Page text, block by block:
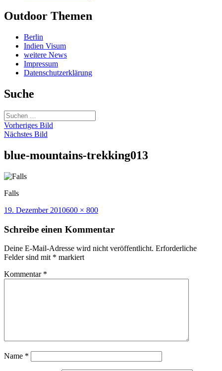
Outdoor Themen
Berlin
Indien Visum
weitere News
Impressum
Datenschutzerklärung
Suche
Suchen
nach:
Vorheriges Bild
Nächstes Bild
blue-mountains-trekking013
Falls
Veröffentlicht
19. Dezember 2010Volle
600 × 800
Schreibe einen Kommentar
Deine E-Mail-Adresse wird nicht veröffentlicht. Erforderliche
Felder sind mit * markiert
Kommentar *
Name *